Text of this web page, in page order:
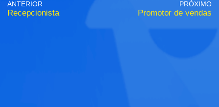
ANTERIOR
Recepcionista
PRÓXIMO
Promotor de vendas